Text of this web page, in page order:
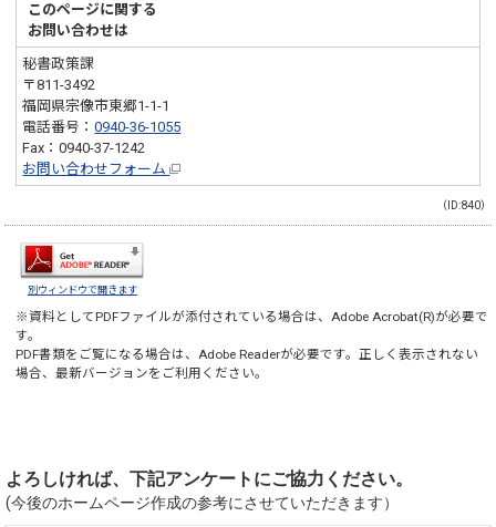
このページに関する
お問い合わせは
秘書政策課
〒811-3492
福岡県宗像市東郷1-1-1
電話番号：0940-36-1055
Fax：0940-37-1242
お問い合わせフォーム
（ID:840）
別ウィンドウで開きます
※資料としてPDFファイルが添付されている場合は、Adobe Acrobat(R)が必要で
す。
PDF書類をご覧になる場合は、Adobe Readerが必要です。正しく表示されない
場合、最新バージョンをご利用ください。